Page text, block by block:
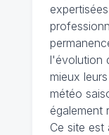
l'évolution
mieux
météo
également
Ce site est